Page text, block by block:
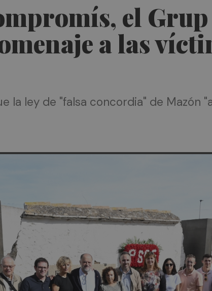
el
a las
la ley de "falsa concordia" de